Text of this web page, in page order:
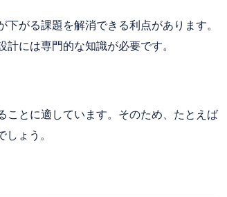
がる課題を解消できる利点があります。
には専門的な知識が必要です。
ことに適しています。そのため、たとえば
ょう。